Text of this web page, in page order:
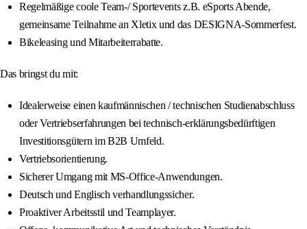
Regelmäßige coole Team-/ Sportevents z.B. eSports Abende,
gemeinsame Teilnahme an Xletix und das DESIGNA-Sommerfest.
Bikeleasing und Mitarbeiterrabatte.
Das bringst du mit:
Idealerweise einen kaufmännischen / technischen Studienabschluss
oder Vertriebserfahrungen bei technisch-erklärungsbedürftigen
Investitionsgütern im B2B Umfeld.
Vertriebsorientierung.
Sicherer Umgang mit MS-Office-Anwendungen.
Deutsch und Englisch verhandlungssicher.
Proaktiver Arbeitsstil und Teamplayer.